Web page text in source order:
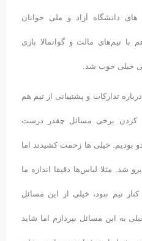
دانشگاه آزاد و ملی جوانان
تیم‌های مالت و گواتمالا بازی
خیلی خوب شد.
تدارکات و پشتیبانی از تیم هم
کردن برخی مسائل چقدر درست
بودیم. خیلی ها زحمت کشیدند اما
شد. مثلا لباس‌ها دقیقا اندازه ما
تیم نبود، خیلی از این مسائل
به این مسائل بپردازم اما شاید